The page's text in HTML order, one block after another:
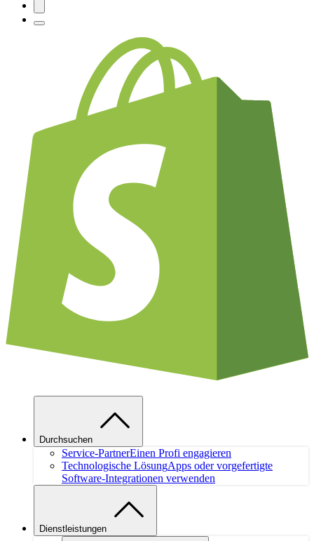
Durchsuchen
Service-PartnerEinen Profi engagieren
Technologische LösungApps oder vorgefertigte
Software-Integrationen verwenden
Dienstleistungen